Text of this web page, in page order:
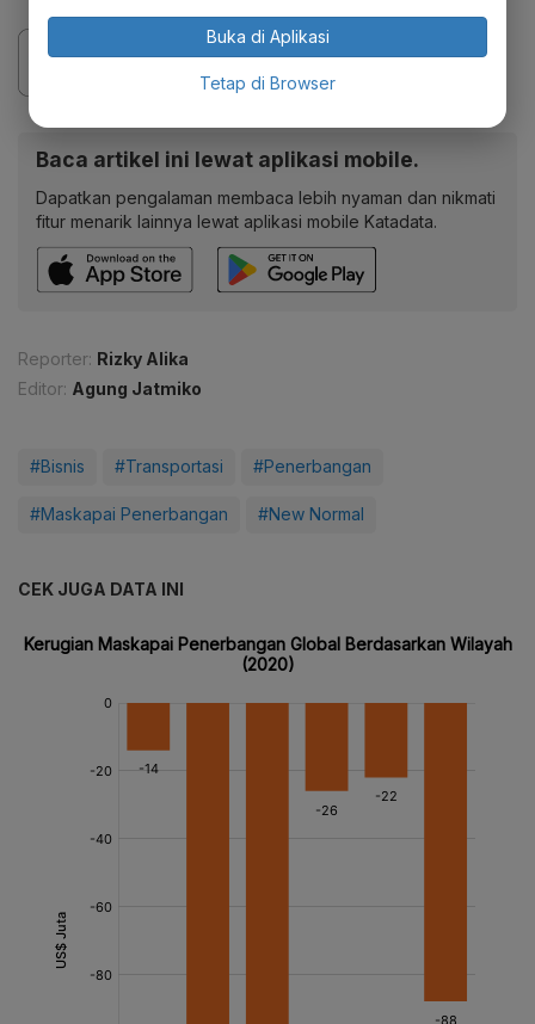
Baca artikel ini lewat aplikasi mobile.
Dapatkan pengalaman membaca lebih nyaman dan nikmati
fitur menarik lainnya lewat aplikasi mobile Katadata.
Reporter: Rizky Alika
Editor: Agung Jatmiko
#Bisnis #Transportasi #Penerbangan
#Maskapai Penerbangan #New Normal
CEK JUGA DATA INI
Buka di Aplikasi
Tetap di Browser